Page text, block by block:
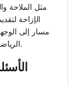
مثل الملاحة
مسار إلى
الرياضيين على تحسين حركاتهم لتحقيق أداء أفضل.